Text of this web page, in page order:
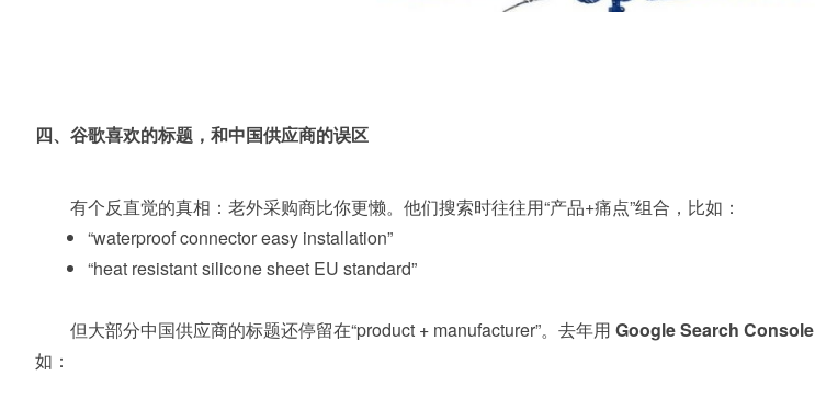
四、谷歌喜欢的标题，和中国供应商的误区
有个反直觉的真相：老外采购商比你更懒。他们搜索时往往用“产品+痛点”组合，比如：
“waterproof connector easy installation”
“heat resistant silicone sheet EU standard”
但大部分中国供应商的标题还停留在“product + manufacturer”。去年用 Google Search Console
如：